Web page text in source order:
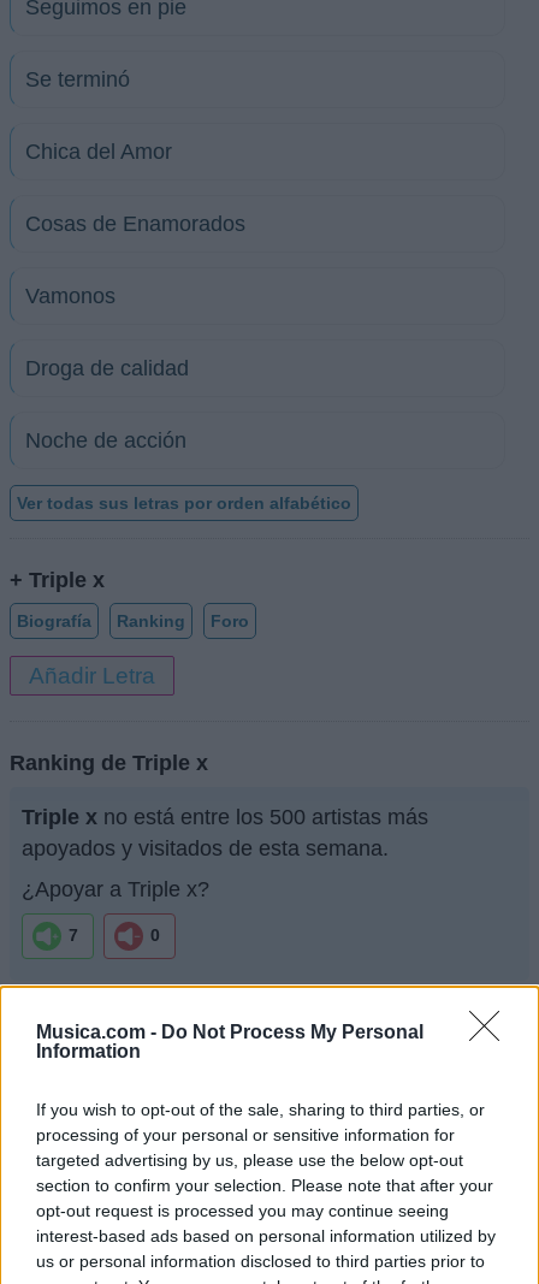
Musica.com - Do Not Process My Personal
Information
If you wish to opt-out of the sale, sharing to third parties, or
processing of your personal or sensitive information for
targeted advertising by us, please use the below opt-out
section to confirm your selection. Please note that after your
opt-out request is processed you may continue seeing
interest-based ads based on personal information utilized by
us or personal information disclosed to third parties prior to
Seguimos en pie
Se terminó
Chica del Amor
Cosas de Enamorados
Vamonos
Droga de calidad
Noche de acción
Ver todas sus letras por orden alfabético
+ Triple x
Biografía Ranking Foro
Añadir Letra
Ranking de Triple x
Triple x no está entre los 500 artistas más
apoyados y visitados de esta semana.
¿Apoyar a Triple x?
7 0